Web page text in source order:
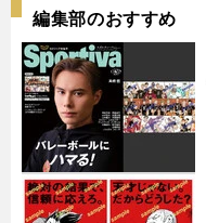
編集部のおすすめ